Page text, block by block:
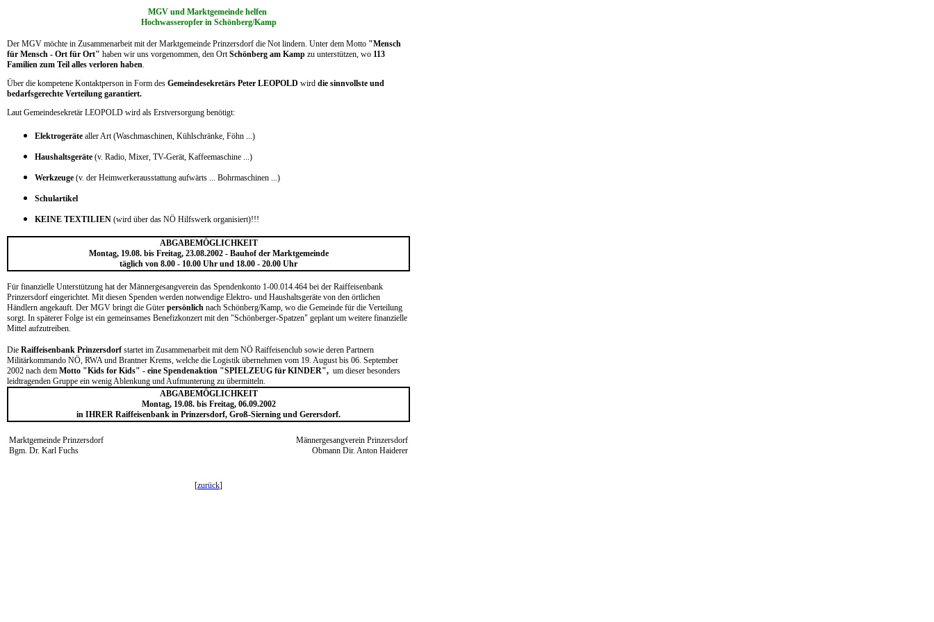
MGV und Marktgemeinde helfen
Hochwasseropfer in Schönberg/Kamp
Der MGV möchte in Zusammenarbeit mit der Marktgemeinde Prinzersdorf die Not lindern. Unter dem Motto "Mensch
für Mensch - Ort für Ort" haben wir uns vorgenommen, den OrtSchönberg am Kamp zu unterstützen, wo 113
Familien zum Teil alles verloren haben.
Über die kompetene Kontaktperson in Form des Gemeindesekretärs Peter LEOPOLD wird die sinnvollste und
bedarfsgerechte Verteilung garantiert.
Laut Gemeindesekretär LEOPOLD wird als Erstversorgung benötigt:
Elektrogeräte aller Art (Waschmaschinen, Kühlschränke, Föhn ...)
Haushaltsgeräte (v. Radio, Mixer, TV-Gerät, Kaffeemaschine ...)
Werkzeuge (v. der Heimwerkerausstattung aufwärts ... Bohrmaschinen ...)
Schulartikel
KEINE TEXTILIEN (wird über das NÖ Hilfswerk organisiert)!!!
ABGABEMÖGLICHKEIT
Montag, 19.08. bis Freitag, 23.08.2002 - Bauhof der Marktgemeinde
täglich von 8.00 - 10.00 Uhr und 18.00 - 20.00 Uhr
Für finanzielle Unterstützung hat der Männergesangverein das Spendenkonto 1-00.014.464 bei der Raiffeisenbank
Prinzersdorf eingerichtet. Mit diesen Spenden werden notwendige Elektro- und Haushaltsgeräte von den örtlichen
Händlern angekauft. Der MGV bringt die Güter persönlich nach Schönberg/Kamp, wo die Gemeinde für die Verteilung
sorgt. In späterer Folge ist ein gemeinsames Benefizkonzert mit den "Schönberger-Spatzen" geplant um weitere finanzielle
Mittel aufzutreiben.
Die Raiffeisenbank Prinzersdorfstartet im Zusammenarbeit mit dem NÖ Raiffeisenclub sowie deren Partnern
Militärkommando NÖ, RWA und Brantner Krems, welche die Logistik übernehmen vom 19. August bis 06. September
2002 nach dem Motto "Kids for Kids" - eine Spendenaktion "SPIELZEUG für KINDER", um dieser besonders
leidtragenden Gruppe ein wenig Ablenkung und Aufmunterung zu übermitteln.
ABGABEMÖGLICHKEIT
Montag, 19.08. bis Freitag, 06.09.2002
in IHRER Raiffeisenbank in Prinzersdorf, Groß-Sierning und Gerersdorf.
Marktgemeinde Prinzersdorf
Bgm. Dr. Karl Fuchs
Männergesangverein Prinzersdorf
Obmann Dir. Anton Haiderer
[zurück]